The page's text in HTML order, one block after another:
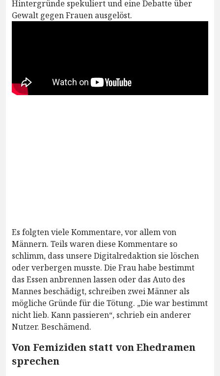
Hintergründe spekuliert und eine Debatte über
Gewalt gegen Frauen ausgelöst.
Es folgten viele Kommentare, vor allem von
Männern. Teils waren diese Kommentare so
schlimm, dass unsere Digitalredaktion sie löschen
oder verbergen musste. Die Frau habe bestimmt
das Essen anbrennen lassen oder das Auto des
Mannes beschädigt, schreiben zwei Männer als
mögliche Gründe für die Tötung. „Die war bestimmt
nicht lieb. Kann passieren“, schrieb ein anderer
Nutzer. Beschämend.
Von Femiziden statt von Ehedramen
sprechen